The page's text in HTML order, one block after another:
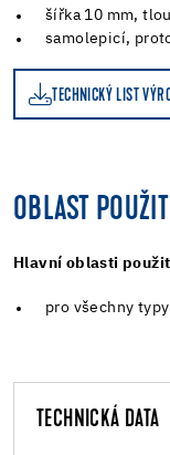
šířka 10 mm,
samolepicí,
TECHNICKÝ LIST
OBLAST
Hlavní oblasti
pro všechny
TECHNICKÁ DATA